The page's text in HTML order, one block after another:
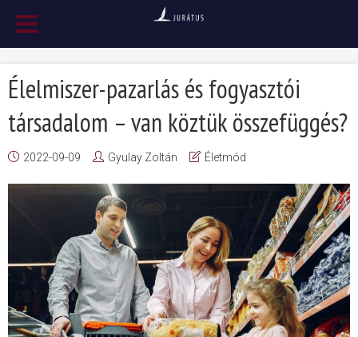
Élelmiszer-pazarlás és fogyasztói
társadalom – van köztük összefüggés?
2022-09-09 Gyulay Zoltán Életmód